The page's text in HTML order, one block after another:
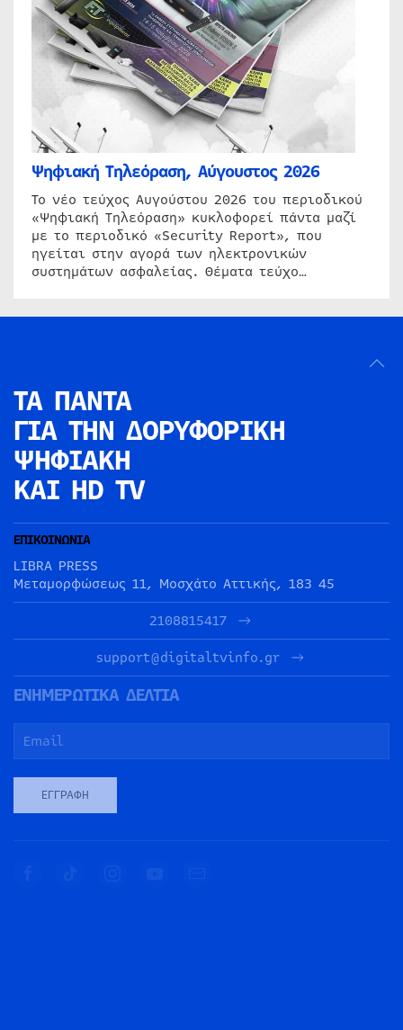
Ψηφιακή Τηλεόραση, Αύγουστος 2026
Το νέο τεύχος Αυγούστου 2026 του περιοδικού
«Ψηφιακή Τηλεόραση» κυκλοφορεί πάντα μαζί
με το περιοδικό «Security Report», που
ηγείται στην αγορά των ηλεκτρονικών
συστημάτων ασφαλείας. Θέματα τεύχο…
ΤΑ ΠΑΝΤΑ
ΓΙΑ ΤΗΝ ΔΟΡΥΦΟΡΙΚΗ
ΨΗΦΙΑΚΗ
ΚΑΙ HD TV
ΕΠΙΚΟΙΝΩΝΙΑ
LIBRA PRESS
Μεταμορφώσεως 11, Μοσχάτο Αττικής, 183 45
2108815417
support@digitaltvinfo.gr
ΕΝΗΜΕΡΩΤΙΚΑ ΔΕΛΤΙΑ
ΕΓΓΡΑΦΉ